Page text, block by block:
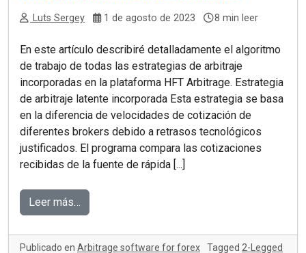
Luts Sergey 1 de agosto de 2023 8 min leer
En este artículo describiré detalladamente el algoritmo
de trabajo de todas las estrategias de arbitraje
incorporadas en la plataforma HFT Arbitrage. Estrategia
de arbitraje latente incorporada Esta estrategia se basa
en la diferencia de velocidades de cotización de
diferentes brokers debido a retrasos tecnológicos
justificados. El programa compara las cotizaciones
recibidas de la fuente de rápida [...]
Leer más…
Publicado en Arbitrage software for forex Tagged 2-Legged